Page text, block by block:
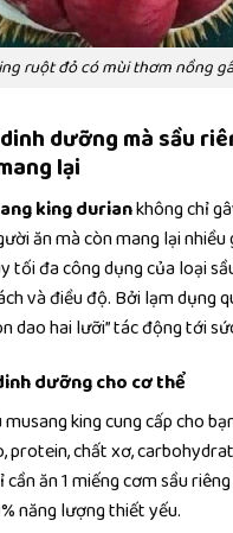
ruột đỏ có mùi thơm nồng
dưỡng mà sầu
lại
king duriankhông chỉ
ăn mà còn mang lại nhiều
tối đa công dụng của loại
và điều độ. Bởi lạm dụng
dao hai lưỡi” tác động tới
dưỡng cho cơ thể
king cung cấp cho
protein, chất xơ,
ăn 1 miếng cơm sầu
năng lượng thiết yếu.